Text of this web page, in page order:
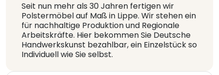
Seit nun mehr als 30 Jahren fertigen wir
Polstermöbel auf Maß in Lippe. Wir stehen ein
für nachhaltige Produktion und Regionale
Arbeitskräfte. Hier bekommen Sie Deutsche
Handwerkskunst bezahlbar, ein Einzelstück so
Individuell wie Sie selbst.